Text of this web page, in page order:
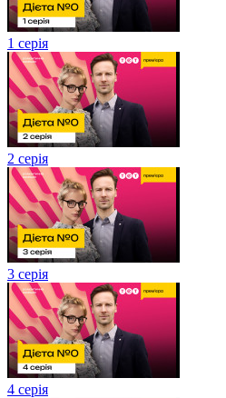
1 серія
2 серія
3 серія
4 серія